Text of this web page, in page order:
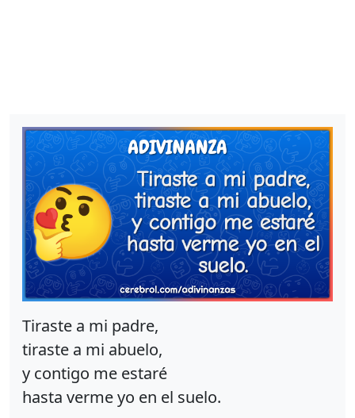
Tiraste a mi padre,
tiraste a mi abuelo,
y contigo me estaré
hasta verme yo en el suelo.